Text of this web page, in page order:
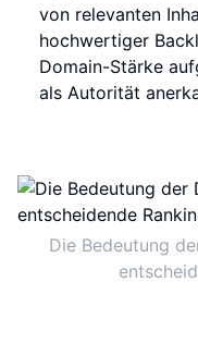
von relevanten
hochwertiger
Domain-Stärke
als Autorität
Die Bedeutung